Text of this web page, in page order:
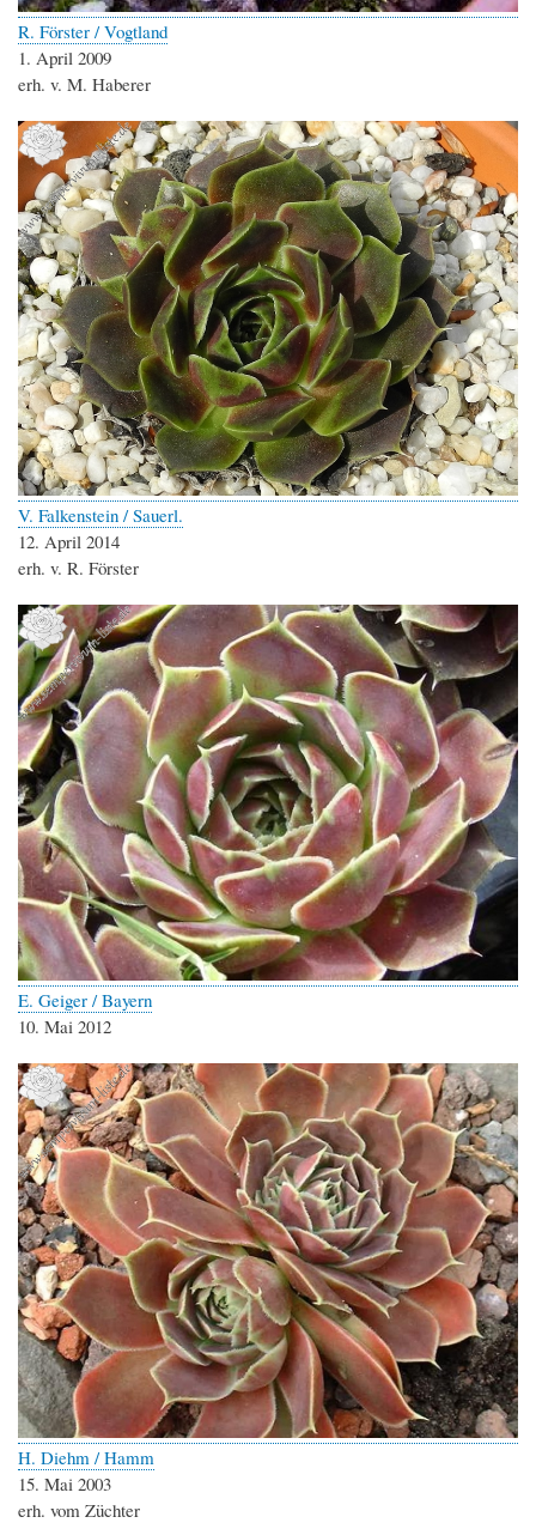
R. Förster / Vogtland
1. April 2009
erh. v. M. Haberer
V. Falkenstein / Sauerl.
12. April 2014
erh. v. R. Förster
E. Geiger / Bayern
10. Mai 2012
H. Diehm / Hamm
15. Mai 2003
erh. vom Züchter